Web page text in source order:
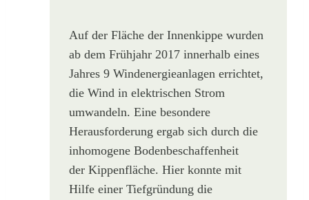
Auf der Fläche der Innenkippe wurden
ab dem Frühjahr 2017 innerhalb eines
Jahres 9 Windenergieanlagen errichtet,
die Wind in elektrischen Strom
umwandeln. Eine besondere
Herausforderung ergab sich durch die
inhomogene Bodenbeschaffenheit
der Kippenfläche. Hier konnte mit
Hilfe einer Tiefgründung die